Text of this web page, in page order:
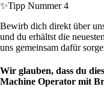
✨Tipp Nummer 4
Bewirb dich direkt über
und du erhältst die
uns gemeinsam dafür
Wir glauben, dass du
Machine Operator mit